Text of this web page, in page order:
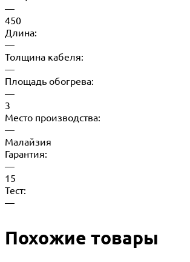
—
450
Длина:
—
Толщина кабеля:
—
Площадь обогрева:
—
3
Место производства:
—
Малайзия
Гарантия:
—
15
Тест:
—
Похожие товары